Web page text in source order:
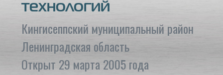
технологий
Кингисеппский муниципальный район
Ленинградская область
Открыт 29 марта 2005 года